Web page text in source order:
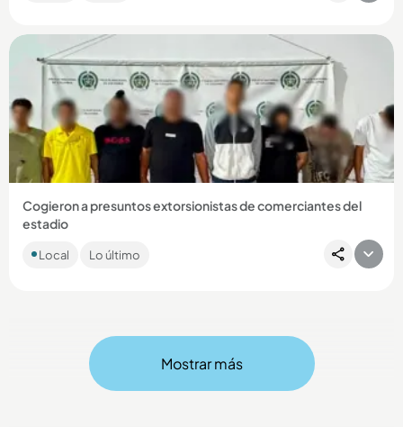
Compartir Noticia
Cogieron a presuntos extorsionistas de comerciantes del
estadio
dedicados a perseguir a los comerciantes durante eventos
Local Lo último
Mostrar más